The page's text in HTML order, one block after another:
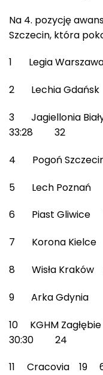
Na 4. pozycję
Szczecin, która
1 Legia
2 Lechia
3 Jagiellonia
33:28 32
4 Pogoń
5 Lech
6 Piast
7 Korona
8 Wisła
9 Arka
10 KGHM
30:30 24
11 Cracovia